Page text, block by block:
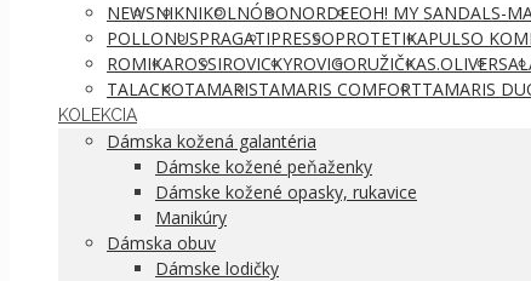
NEWSNIKNIKOLNÓBONORDEEOH! MY SANDALS-
POLLONUSPRAGATIPRESSOPROTETIKAPULSO
ROMIKAROSSIROVICKYROVIGORUŽIČKAS.OLIVER
TALACKOTAMARISTAMARIS COMFORTTAMARIS
KOLEKCIA
Dámska kožená galantéria
Dámske kožené peňaženky
Dámske kožené opasky, rukavice
Manikúry
Dámska obuv
Dámske lodičky